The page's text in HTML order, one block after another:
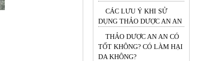
CÁC LƯU Ý KHI SỬ
DỤNG THẢO DƯỢC AN AN
THẢO DƯỢC AN AN CÓ
TỐT KHÔNG? CÓ LÀM HẠI
DA KHÔNG?